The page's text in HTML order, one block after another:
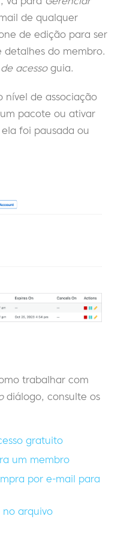
de qualquer
de edição para ser
do membro.
acessoguia.
nível de associação
pacote ou ativar
foi pausada ou
trabalhar com
diálogo, consulte os
gratuito
um membro
por e-mail para
arquivo